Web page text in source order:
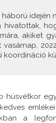
idején
hivatottak,
akiket
koordináció
húsvétkor
a